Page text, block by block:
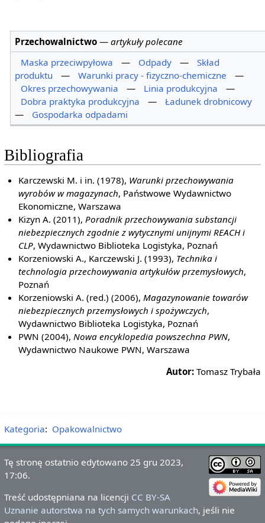
Przechowalnictwo —artykuły polecane
Maska przeciwpyłowa
— Odpady —
Skład
produktu
— Warunki pracy - fizyczno-chemiczne
—
Okres przechowywania
— Linia produkcyjna
—
Dobra praktyka produkcyjna
—
Ładunek drobnicowy
—
Gospodarka odpadami
Bibliografia
Karczewski M. i in. (1978), Warunki przechowywania
wyrobów w magazynach, Państwowe Wydawnictwo
Ekonomiczne, Warszawa
Kizyn A. (2011),Poradnik przechowywania substancji
niebezpiecznych zgodnie z wytycznymi unijnymi REACH i
CLP, Wydawnictwo Biblioteka Logistyka, Poznań
Korzeniowski A., Karczewski J. (1993), Technika i
technologia przechowywania artykułów przemysłowych,
Poznań
Korzeniowski A. (red.) (2006),Magazynowanie towarów
niebezpiecznych przemysłowych i spożywczych,
Wydawnictwo Biblioteka Logistyka, Poznań
PWN (2004),Nowa encyklopedia powszechna PWN,
Wydawnictwo Naukowe PWN, Warszawa
Autor: Tomasz Trybała
Kategoria: Opakowalnictwo
Tę stronę ostatnio edytowano 25 gru 2023,
17:06.
Treść udostępniana na licencji CC BY-SA
Uznanie autorstwa na tych samych warunkach, jeśli nie